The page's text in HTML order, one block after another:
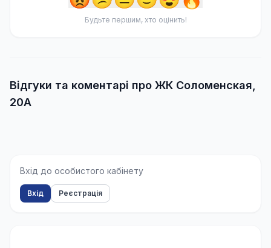
Будьте першим, хто оцінить!
Відгуки та коментарі про ЖК Соломенская,
20А
Вхід до особистого кабінету
Вхід Реєстрація